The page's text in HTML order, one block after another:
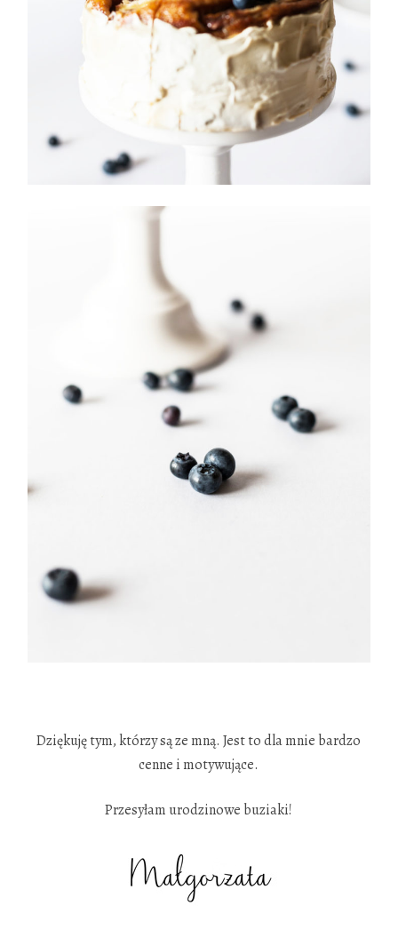
Dziękuję tym, którzy są ze mną. Jest to dla mnie bardzo
cenne i motywujące.
Przesyłam urodzinowe buziaki!